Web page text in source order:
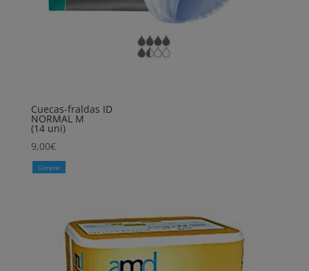
Cuecas-fraldas ID
NORMAL M
(14 uni)
9,00€
Comprar